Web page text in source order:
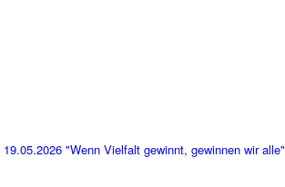
"Wenn Vielfalt gewinnt, gewinnen wir alle"